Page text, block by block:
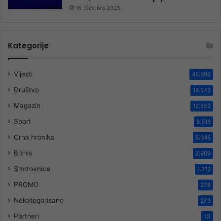
16. Oktobra 2025.
Kategorije
Vijesti 45.995
Društvo 18.542
Magazin 12.552
Sport 8.518
Crna hronika 5.045
Biznis 2.909
Smrtovnice 1.212
PROMO 278
Nekategorisano 273
Partneri 13